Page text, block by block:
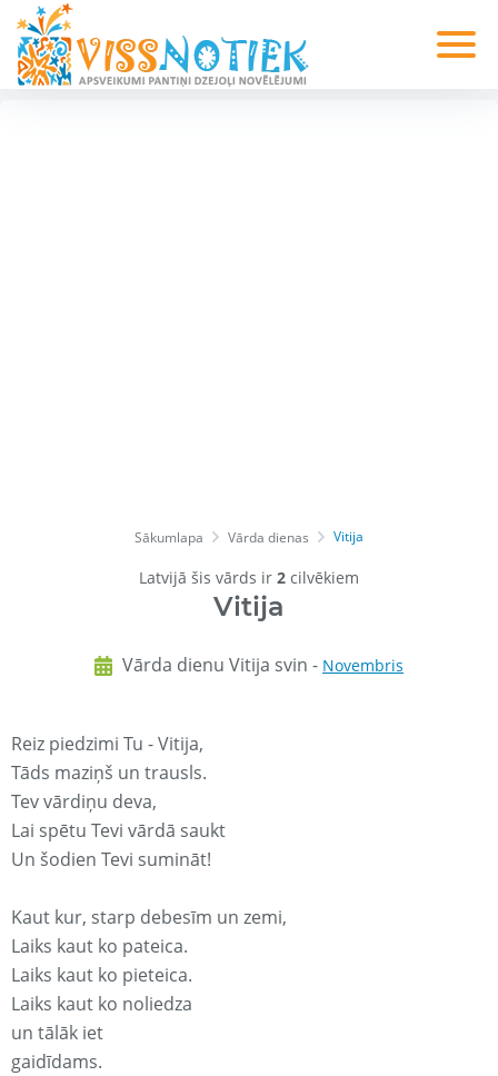
Sākumlapa Vārda dienas Vitija
Latvijā šis vārds ir 2 cilvēkiem
Vitija
Vārda dienu Vitija svin - Novembris
Reiz piedzimi Tu - Vitija,
Tāds maziņš un trausls.
Tev vārdiņu deva,
Lai spētu Tevi vārdā saukt
Un šodien Tevi sumināt!
Kaut kur, starp debesīm un zemi,
Laiks kaut ko pateica.
Laiks kaut ko pieteica.
Laiks kaut ko noliedza
un tālāk iet
gaidīdams.